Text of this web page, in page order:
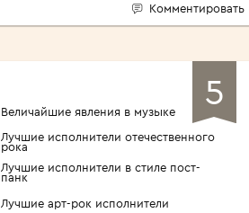
Комментировать
5
Величайшие явления в музыке
Лучшие исполнители отечественного
рока
Лучшие исполнители в стиле пост-
панк
Лучшие арт-рок исполнители